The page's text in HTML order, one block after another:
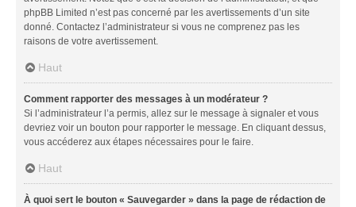
phpBB Limited n’est pas concerné par les avertissements d’un site
donné. Contactez l’administrateur si vous ne comprenez pas les
raisons de votre avertissement.
Haut
Comment rapporter des messages à un modérateur ?
Si l’administrateur l’a permis, allez sur le message à signaler et vous
devriez voir un bouton pour rapporter le message. En cliquant dessus,
vous accéderez aux étapes nécessaires pour le faire.
Haut
À quoi sert le bouton « Sauvegarder » dans la page de rédaction de